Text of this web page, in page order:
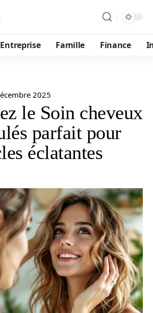
Entreprise Famille Finance
2025
le Soin cheveux
parfait pour
éclatantes